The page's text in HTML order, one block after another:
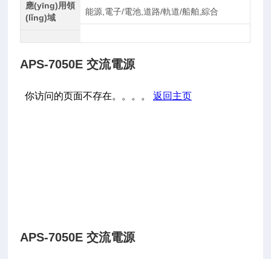
應(yīng)用領
(lǐng)域
能源,電子/電池,道路/軌道/船舶,綜合
APS-7050E 交流電源
APS-7050E 交流電源